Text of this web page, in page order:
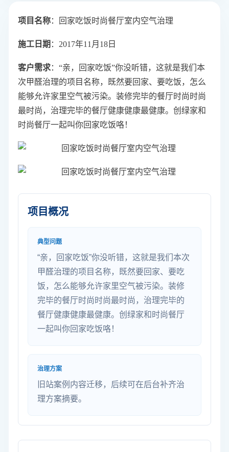
项目名称： 回家吃饭时尚餐厅室内空气治理
施工日期 ：2017年11月18日
客户需求：“亲，回家吃饭”你没听错，这就是我们本
次甲醛治理的项目名称，既然要回家、要吃饭，怎么
能够允许家里空气被污染。装修完毕的餐厅时尚时尚
最时尚，治理完毕的餐厅健康健康最健康。创绿家和
时尚餐厅一起叫你回家吃饭咯！
项目概况
典型问题
“亲，回家吃饭”你没听错，这就是我们本次
甲醛治理的项目名称，既然要回家、要吃
饭，怎么能够允许家里空气被污染。装修
完毕的餐厅时尚时尚最时尚，治理完毕的
餐厅健康健康最健康。创绿家和时尚餐厅
一起叫你回家吃饭咯！
治理方案
旧站案例内容迁移，后续可在后台补齐治
理方案摘要。